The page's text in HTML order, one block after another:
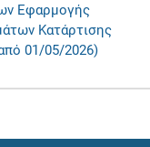
Εφαρμογής
Κατάρτισης
01/05/2026)